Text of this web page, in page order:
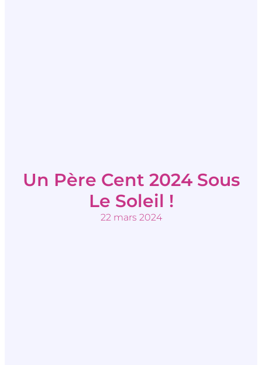
Un Père Cent 2024 Sous
Le Soleil !
22 mars 2024